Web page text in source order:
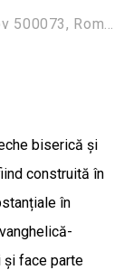
Strada Doctor Ion Cantacuzino 25, Brașov 500073, Romania
biserică și
construită în
în
și face parte